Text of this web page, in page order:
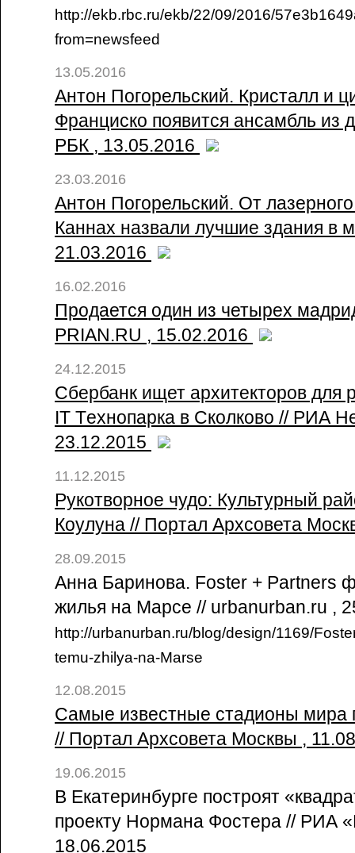
http://ekb.rbc.ru/ekb/22/09/2016/
from=newsfeed
13.05.2016
Антон Погорельский. Кристалл и
Франциско появится ансамбль из
РБК , 13.05.2016
23.03.2016
Антон Погорельский. От
Каннах назвали лучшие здания в
21.03.2016
16.02.2016
Продается один из четырех
PRIAN.RU , 15.02.2016
24.12.2015
Сбербанк ищет архитекторов для
IT Tехнопарка в Сколково // РИА
23.12.2015
11.12.2015
Рукотворное чудо: Культурный
Коулуна // Портал Архсовета
28.09.2015
Анна Баринова. Foster + Partners
жилья на Марсе // urbanurban.ru ,
http://urbanurban.ru/blog/design/1169/
temu-zhilya-na-Marse
12.08.2015
Самые известные стадионы мира
// Портал Архсовета Москвы ,
19.06.2015
В Екатеринбурге построят
проекту Нормана Фостера // РИА
18.06.2015